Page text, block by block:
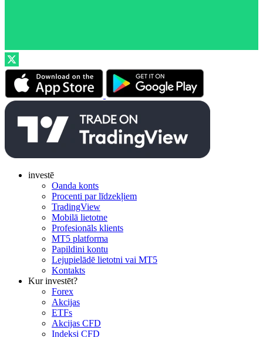
investē
Oanda konts
Procenti par līdzekļiem
TradingView
Mobilā lietotne
Profesionāls klients
MT5 platforma
Papildini kontu
Lejupielādē lietotni vai MT5
Kontakts
Kur investēt?
Forex
Akcijas
ETFs
Akcijas CFD
Indeksi CFD